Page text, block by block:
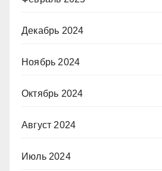
Декабрь 2024
Ноябрь 2024
Октябрь 2024
Август 2024
Июль 2024